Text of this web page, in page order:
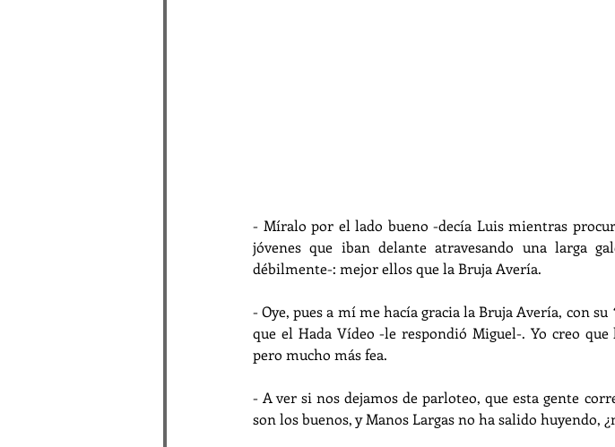
- Míralo por el lado bueno -decía Luis mientras
jóvenes que iban delante atravesando una larga
débilmente-: mejor ellos que la Bruja Avería.
- Oye, pues a mí me hacía gracia la Bruja Avería, con su
que el Hada Vídeo -le respondió Miguel-. Yo creo
pero mucho más fea.
- A ver si nos dejamos de parloteo, que esta gente
son los buenos, y Manos Largas no ha salido huyendo,